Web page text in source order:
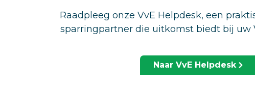
Raadpleeg onze VvE Helpdesk, een
sparringpartner die uitkomst biedt bij uw
Naar VvE Helpdesk